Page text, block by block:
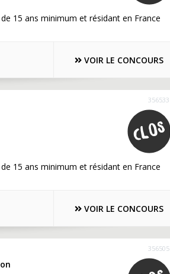
15 ans minimum et résidant en France
VOIR LE CONCOURS
356533
15 ans minimum et résidant en France
VOIR LE CONCOURS
356505